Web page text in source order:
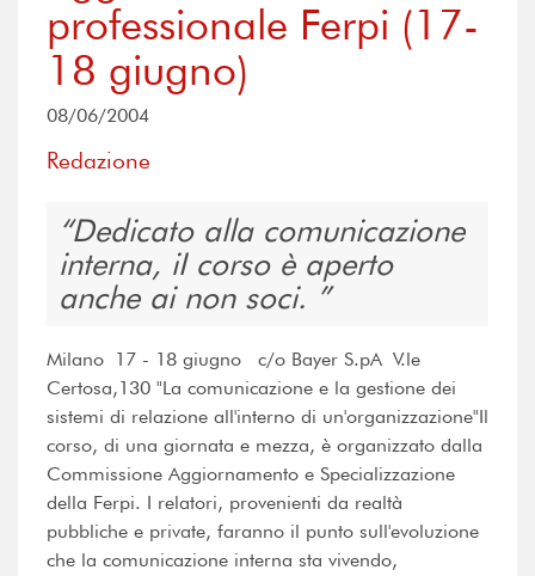
professionale Ferpi (17-
18 giugno)
08/06/2004
Redazione
Dedicato alla comunicazione
interna, iI corso è aperto
anche ai non soci.
Milano 17 - 18 giugno c/o Bayer S.pA V.le
Certosa,130 "La comunicazione e la gestione dei
sistemi di relazione all'interno di un'organizzazione"Il
corso, di una giornata e mezza, è organizzato dalla
Commissione Aggiornamento e Specializzazione
della Ferpi. I relatori, provenienti da realtà
pubbliche e private, faranno il punto sull'evoluzione
che la comunicazione interna sta vivendo,